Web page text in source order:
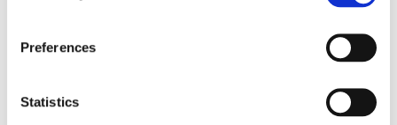
Preferences
Statistics
equipment and 10 years warranty for galvanized
3-year limited warranty on failure of all rubber-
2-year limited warranty on powder coated paint